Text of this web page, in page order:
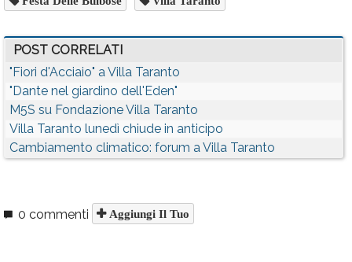
POST CORRELATI
"Fiori d'Acciaio" a Villa Taranto
"Dante nel giardino dell'Eden"
M5S su Fondazione Villa Taranto
Villa Taranto lunedì chiude in anticipo
Cambiamento climatico: forum a Villa Taranto
0 commenti Aggiungi Il Tuo